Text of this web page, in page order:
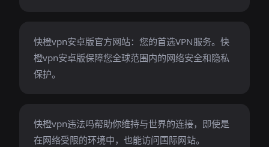
快橙vpn安卓版官方网站：您的首选VPN服务。快
橙vpn安卓版保障您全球范围内的网络安全和隐私
保护。
快橙vpn违法吗帮助你维持与世界的连接，即使是
在网络受限的环境中，也能访问国际网站。